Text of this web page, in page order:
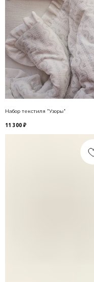
Набор текстиля "Узоры"
11 300 ₽
tam
Каталог
Политика
О бренде
Блог